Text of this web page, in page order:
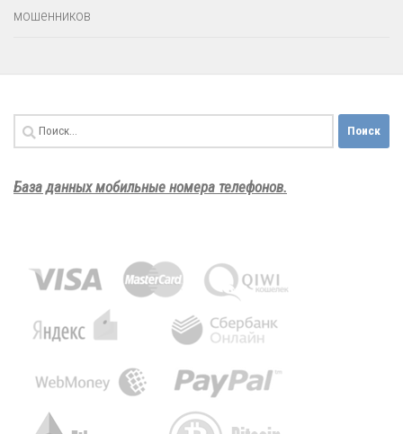
мошенников
Найти:
База данных мобильные номера телефонов.